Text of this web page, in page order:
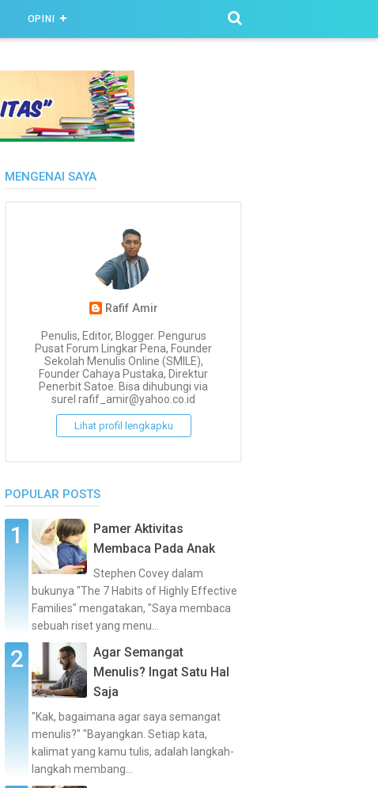
OPINI
MENGENAI SAYA
Rafif Amir
Penulis, Editor, Blogger. Pengurus
Pusat Forum Lingkar Pena, Founder
Sekolah Menulis Online (SMILE),
Founder Cahaya Pustaka, Direktur
Penerbit Satoe. Bisa dihubungi via
surel rafif_amir@yahoo.co.id
Lihat profil lengkapku
POPULAR POSTS
Pamer Aktivitas
Membaca Pada Anak
Stephen Covey dalam
bukunya "The 7 Habits of Highly Effective
Families" mengatakan, "Saya membaca
sebuah riset yang menu...
Agar Semangat
Menulis? Ingat Satu Hal
Saja
"Kak, bagaimana agar saya semangat
menulis?" "Bayangkan. Setiap kata,
kalimat yang kamu tulis, adalah langkah-
langkah membang...